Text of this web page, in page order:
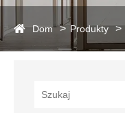
Dom Produkty